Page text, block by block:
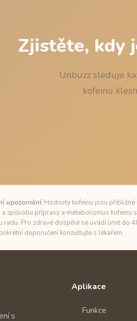
Zjistěte, kdy
Unbuzz sleduje
kofeinu
upozornění: Hodnoty kofeinu jsou přibližné
způsobu přípravy a metabolismus kofeinu
radu. Pro zdravé dospělé se uvádí limit do
doporučení konzultujte s lékařem.
s
Aplikace
Funkce